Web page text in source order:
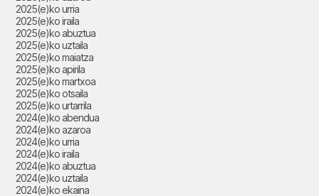
2025(e)ko urria
2025(e)ko iraila
2025(e)ko abuztua
2025(e)ko uztaila
2025(e)ko maiatza
2025(e)ko apirila
2025(e)ko martxoa
2025(e)ko otsaila
2025(e)ko urtarrila
2024(e)ko abendua
2024(e)ko azaroa
2024(e)ko urria
2024(e)ko iraila
2024(e)ko abuztua
2024(e)ko uztaila
2024(e)ko ekaina